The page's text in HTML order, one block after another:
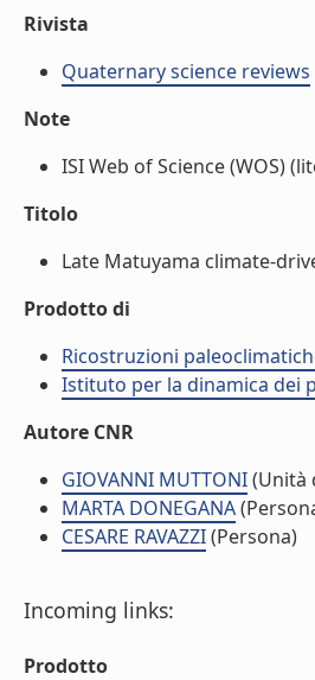
Rivista
Quaternary science reviews
Note
ISI Web of Science (WOS)
Titolo
Late Matuyama climate-
Prodotto di
Ricostruzioni
Istituto per la dinamica dei
Autore CNR
GIOVANNI MUTTONI(Unità
MARTA DONEGANA
CESARE RAVAZZI(Persona)
Incoming links:
Prodotto